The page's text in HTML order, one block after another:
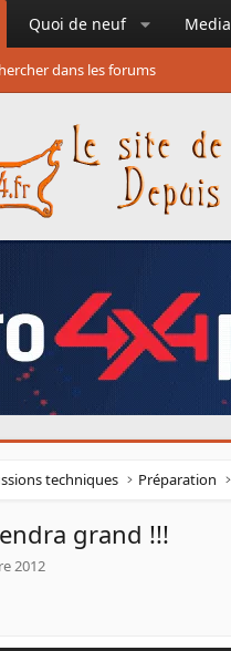
Quoi de neuf Media
dans les forums
techniques Préparation
grand !!!
2012